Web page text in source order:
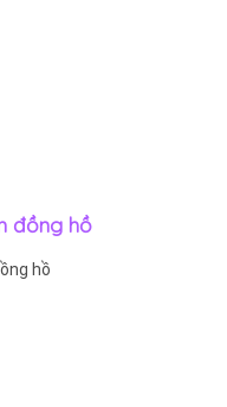
đồng hồ
hồ